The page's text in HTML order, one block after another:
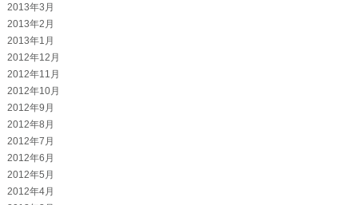
2013年3月
2013年2月
2013年1月
2012年12月
2012年11月
2012年10月
2012年9月
2012年8月
2012年7月
2012年6月
2012年5月
2012年4月